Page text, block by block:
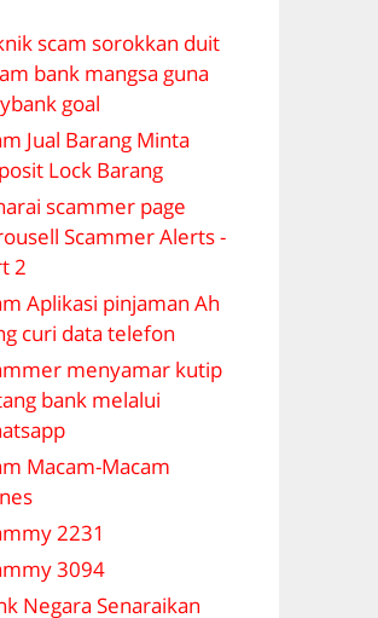
scam sorokkan duit
bank mangsa guna
goal
Jual Barang Minta
Lock Barang
scammer page
Scammer Alerts -
2
Aplikasi pinjaman Ah
curi data telefon
menyamar kutip
bank melalui
Macam-Macam
2231
3094
Negara Senaraikan